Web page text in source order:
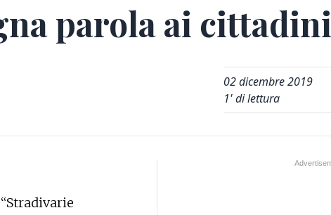
parola ai cittadini
02 dicembre 2019
1' di lettura